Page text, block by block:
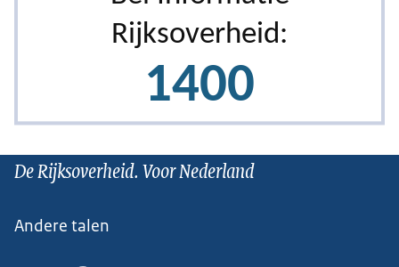
De Rijksoverheid. Voor Nederland
Andere talen